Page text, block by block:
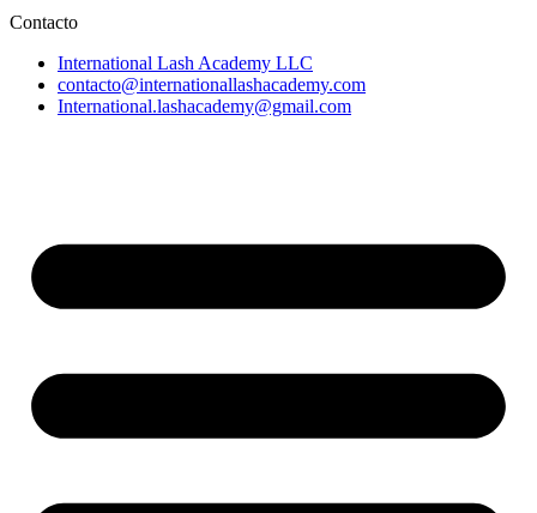
Contacto
International Lash Academy LLC
contacto@internationallashacademy.com
International.lashacademy@gmail.com